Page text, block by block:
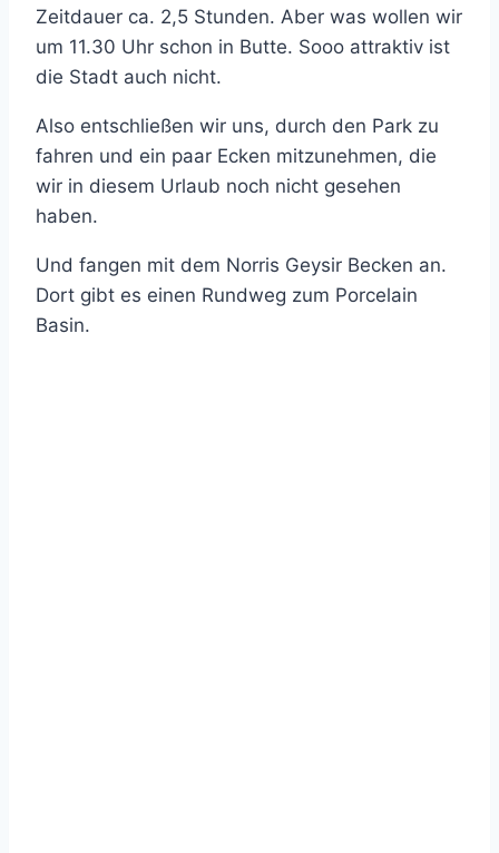
Zeitdauer ca. 2,5 Stunden. Aber was wollen wir
um 11.30 Uhr schon in Butte. Sooo attraktiv ist
die Stadt auch nicht.
Also entschließen wir uns, durch den Park zu
fahren und ein paar Ecken mitzunehmen, die
wir in diesem Urlaub noch nicht gesehen
haben.
Und fangen mit dem Norris Geysir Becken an.
Dort gibt es einen Rundweg zum Porcelain
Basin.